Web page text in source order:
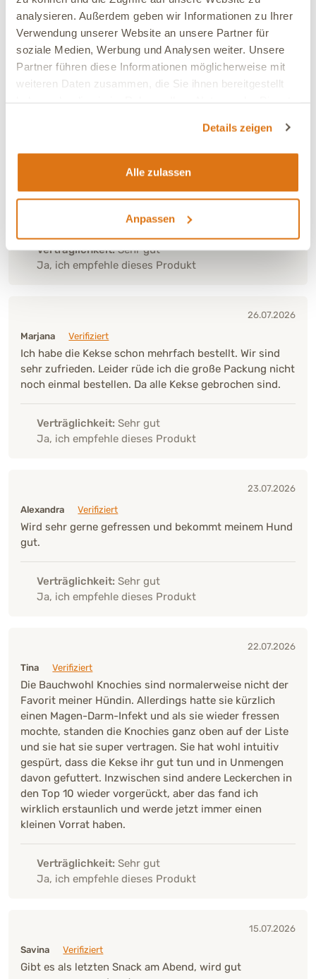
analysieren. Außerdem geben wir Informationen zu Ihrer
Verwendung unserer Website an unsere Partner für
soziale Medien, Werbung und Analysen weiter. Unsere
Partner führen diese Informationen möglicherweise mit
weiteren Daten zusammen, die Sie ihnen bereitgestellt
Details zeigen
Alle zulassen
Anpassen
26.07.2026
Verifiziert
Meine Tierschutzhündin mit Magenproblemen liebt
Verträglichkeit:Sehr gut
Ja, ich empfehle dieses Produkt
26.07.2026
Marjana
Verifiziert
Ich habe die Kekse schon mehrfach bestellt. Wir sind
sehr zufrieden. Leider rüde ich die große Packung nicht
noch einmal bestellen. Da alle Kekse gebrochen sind.
Verträglichkeit: Sehr gut
Ja, ich empfehle dieses Produkt
23.07.2026
Alexandra
Verifiziert
Wird sehr gerne gefressen und bekommt meinem Hund
gut.
Verträglichkeit: Sehr gut
Ja, ich empfehle dieses Produkt
22.07.2026
Tina
Verifiziert
Die Bauchwohl Knochies sind normalerweise nicht der
Favorit meiner Hündin. Allerdings hatte sie kürzlich
einen Magen-Darm-Infekt und als sie wieder fressen
mochte, standen die Knochies ganz oben auf der Liste
und sie hat sie super vertragen. Sie hat wohl intuitiv
gespürt, dass die Kekse ihr gut tun und in Unmengen
davon gefuttert. Inzwischen sind andere Leckerchen in
den Top 10 wieder vorgerückt, aber das fand ich
wirklich erstaunlich und werde jetzt immer einen
kleinen Vorrat haben.
Verträglichkeit: Sehr gut
Ja, ich empfehle dieses Produkt
15.07.2026
Savina
Verifiziert
Gibt es als letzten Snack am Abend, wird gut